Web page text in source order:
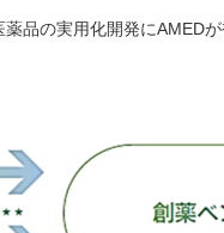
品の実用化開発にAMED